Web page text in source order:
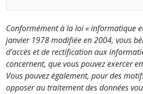
Conformément à la loi « informatique
janvier 1978 modifiée en 2004, vous
d'accès et de rectification aux
concernent, que vous pouvez exercer
Vous pouvez également, pour des
opposer au traitement des données